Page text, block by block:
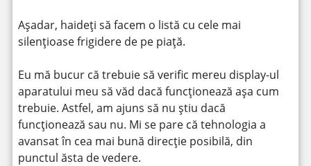
Așadar, haideți să facem o listă cu cele mai
silențioase frigidere de pe piață.
Eu mă bucur că trebuie să verific mereu display-ul
aparatului meu să văd dacă funcționează așa cum
trebuie. Astfel, am ajuns să nu știu dacă
funcționează sau nu. Mi se pare că tehnologia a
avansat în cea mai bună direcție posibilă, din
punctul ăsta de vedere.